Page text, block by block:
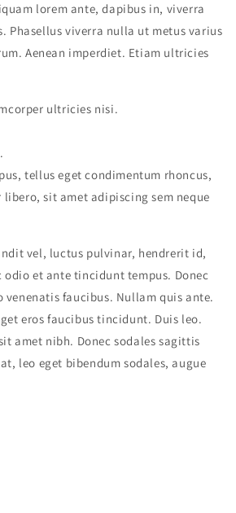
lorem ante, dapibus in, viverra
Phasellus viverra nulla ut metus varius
Aenean imperdiet. Etiam ultricies
ultricies nisi.
tellus eget condimentum rhoncus,
libero, sit amet adipiscing sem neque
vel, luctus pulvinar, hendrerit id,
odio et ante tincidunt tempus. Donec
faucibus. Nullam quis ante.
eros faucibus tincidunt. Duis leo.
amet nibh. Donec sodales sagittis
leo eget bibendum sodales, augue